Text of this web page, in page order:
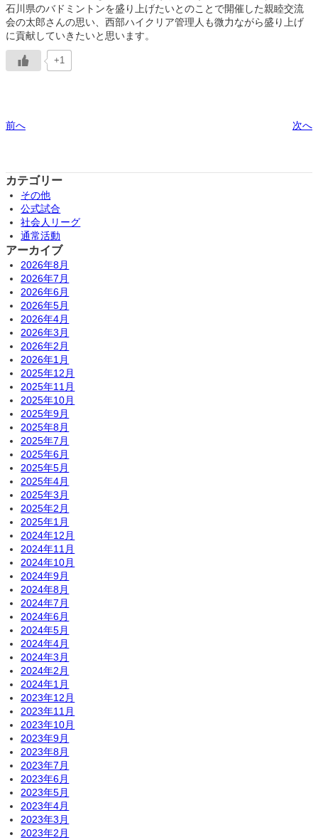
石川県のバドミントンを盛り上げたいとのことで開催した親睦交流
会の太郎さんの思い、西部ハイクリア管理人も微力ながら盛り上げ
に貢献していきたいと思います。
+1
前へ 次へ
カテゴリー
その他
公式試合
社会人リーグ
通常活動
アーカイブ
2026年8月
2026年7月
2026年6月
2026年5月
2026年4月
2026年3月
2026年2月
2026年1月
2025年12月
2025年11月
2025年10月
2025年9月
2025年8月
2025年7月
2025年6月
2025年5月
2025年4月
2025年3月
2025年2月
2025年1月
2024年12月
2024年11月
2024年10月
2024年9月
2024年8月
2024年7月
2024年6月
2024年5月
2024年4月
2024年3月
2024年2月
2024年1月
2023年12月
2023年11月
2023年10月
2023年9月
2023年8月
2023年7月
2023年6月
2023年5月
2023年4月
2023年3月
2023年2月